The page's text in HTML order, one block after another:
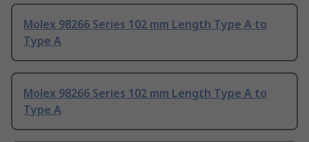
Molex 98266 Series 102 mm Length Type A to
Type A
Molex 98266 Series 102 mm Length Type A to
Type A